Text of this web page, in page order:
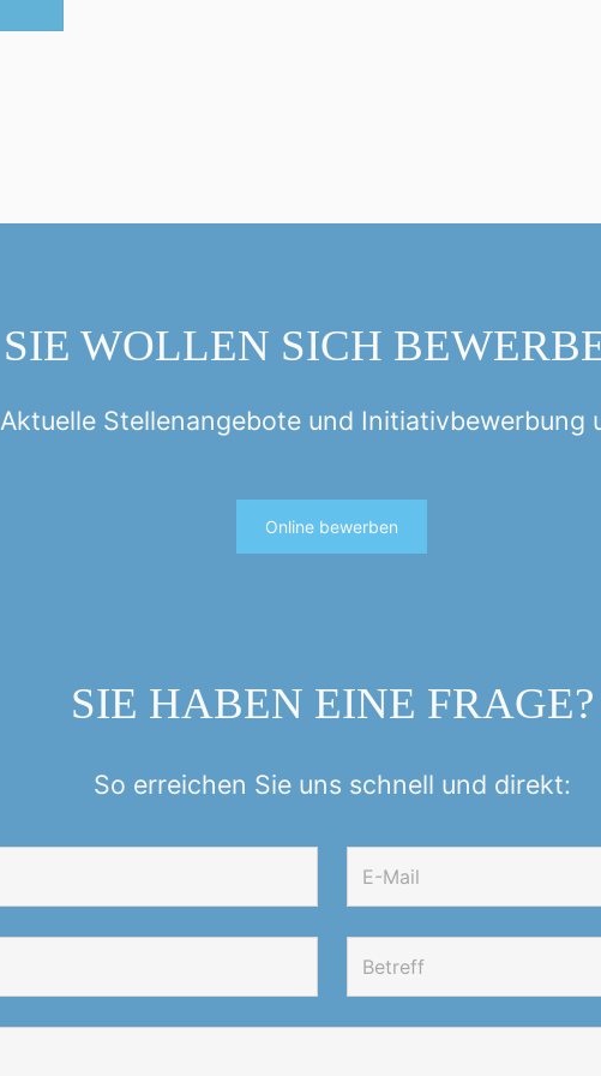
SIE WOLLEN SICH
Aktuelle Stellenangebote und Initiativbewerbung
Online bewerben
SIE HABEN EINE FRAGE?
So erreichen Sie uns schnell und direkt: